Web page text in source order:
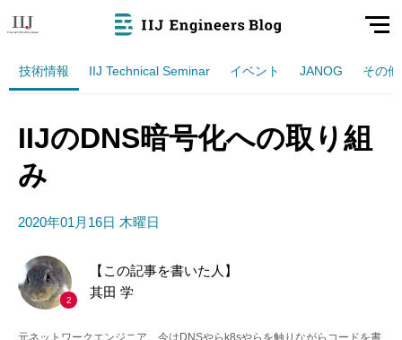
技術情報 IIJ Technical Seminar イベント JANOG その他
IIJのDNS暗号化への取り組
み
2020年01月16日 木曜日
2
【この記事を書いた人】
其田 学
元ネットワークエンジニア、今はDNSやらk8sやらを触りながらコードを書